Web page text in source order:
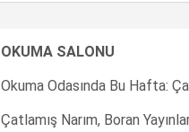
OKUMA SALONU
Okuma Odasında Bu Hafta:
Çatlamış Narım, Boran